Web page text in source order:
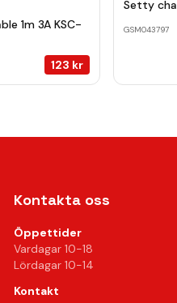
1m 3A KSC-
123 kr
Setty
GSM043797
Kontakta oss
Öppettider
Vardagar 10-18
Lördagar 10-14
Kontakt